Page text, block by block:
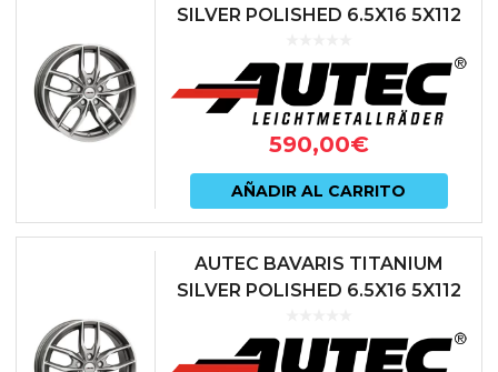
SILVER POLISHED 6.5X16 5X112
590,00€
AÑADIR AL CARRITO
AUTEC BAVARIS TITANIUM
SILVER POLISHED 6.5X16 5X112